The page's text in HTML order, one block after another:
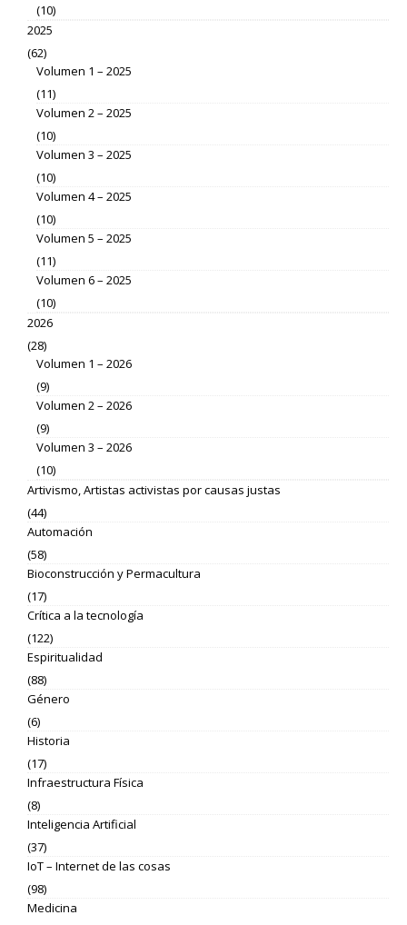
(10)
2025
(62)
Volumen 1 – 2025
(11)
Volumen 2 – 2025
(10)
Volumen 3 – 2025
(10)
Volumen 4 – 2025
(10)
Volumen 5 – 2025
(11)
Volumen 6 – 2025
(10)
2026
(28)
Volumen 1 – 2026
(9)
Volumen 2 – 2026
(9)
Volumen 3 – 2026
(10)
Artivismo, Artistas activistas por causas justas
(44)
Automación
(58)
Bioconstrucción y Permacultura
(17)
Crítica a la tecnología
(122)
Espiritualidad
(88)
Género
(6)
Historia
(17)
Infraestructura Física
(8)
Inteligencia Artificial
(37)
IoT – Internet de las cosas
(98)
Medicina